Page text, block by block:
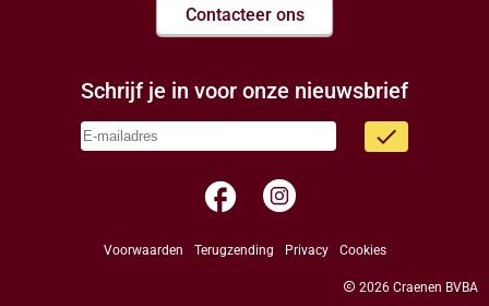
Contacteer ons
Schrijf je in voor onze nieuwsbrief
done
facebook
Voorwaarden Terugzending Privacy Cookies
copyright 2026 Craenen BVBA